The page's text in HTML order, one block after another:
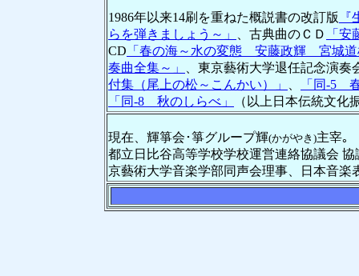
1986年以来14刷を重ねた概説書の改訂版
らを弾きましょう～」
、古典曲のＣＤ
「
CD 「春の海～水の変態 安藤政輝 宮城道
奏曲全集～」
、東京藝術大学退任記念演奏
付集（尾上の松～こんかい）」
「同-5
「同-8 秋のしらべ」
（以上日本伝統文化
現在、輝箏会･箏グループ輝(かがやき)主宰｡
都立日比谷高等学校学校運営連絡協議会
京藝術大学音楽学部同声会理事、日本音楽